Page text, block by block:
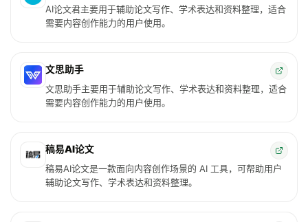
AI论文君主要用于辅助论文写作、学术表达和资料整理，适合
需要内容创作能力的用户使用。
文思助手
文思助手主要用于辅助论文写作、学术表达和资料整理，适合
需要内容创作能力的用户使用。
稿易AI论文
稿易AI论文是一款面向内容创作场景的 AI 工具，可帮助用户
辅助论文写作、学术表达和资料整理。